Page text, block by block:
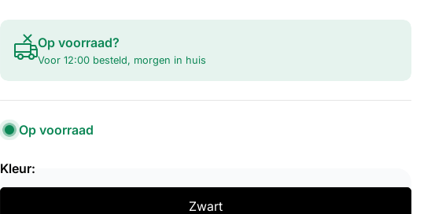
prijs
Op voorraad?
Voor 12:00 besteld, morgen in huis
Op voorraad
Kleur:
Zwart